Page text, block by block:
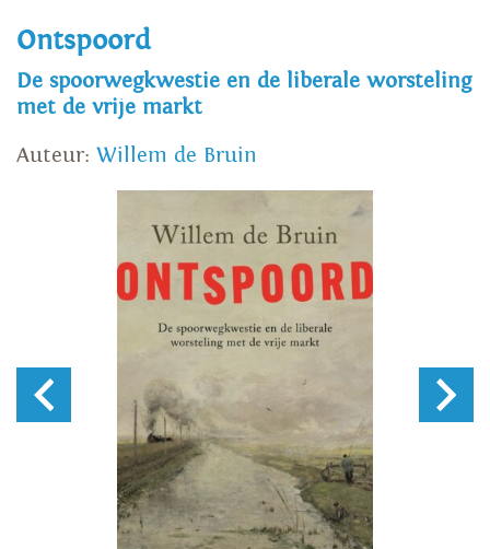
Ontspoord
De spoorwegkwestie en de liberale worsteling
met de vrije markt
Auteur: Willem de Bruin